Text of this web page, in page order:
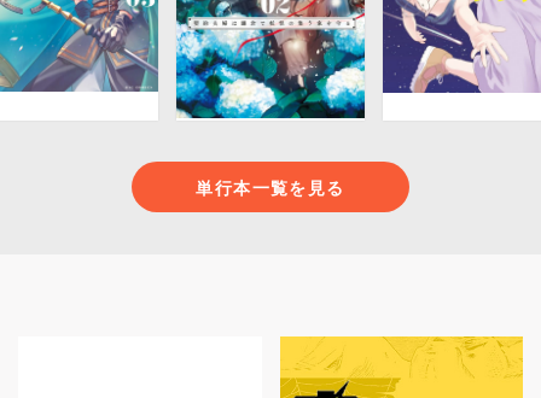
単行本一覧を見る